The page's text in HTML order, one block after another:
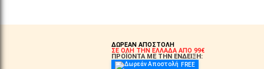
ΔΩΡΕΑΝ ΑΠΟΣΤΟΛΗ
ΣΕ ΟΛΗ ΤΗΝ ΕΛΛΑΔΑ ΑΠΟ 99€
ΠΡΟΪΟΝΤΑ ΜΕ ΤΗΝ ΕΝΔΕΙΞΗ:
FREE